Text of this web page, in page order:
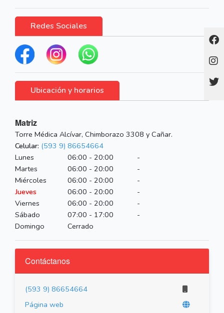
Redes Sociales
Ubicación y horarios
Matriz
Torre Médica Alcívar, Chimborazo 3308 y Cañar.
Celular: (593 9) 86654664
Lunes
06:00 - 20:00
-
Martes
06:00 - 20:00
-
Miércoles
06:00 - 20:00
-
Jueves
06:00 - 20:00
-
Viernes
06:00 - 20:00
-
Sábado
07:00 - 17:00
-
Domingo
Cerrado
Contáctanos
(593 9) 86654664
Página web